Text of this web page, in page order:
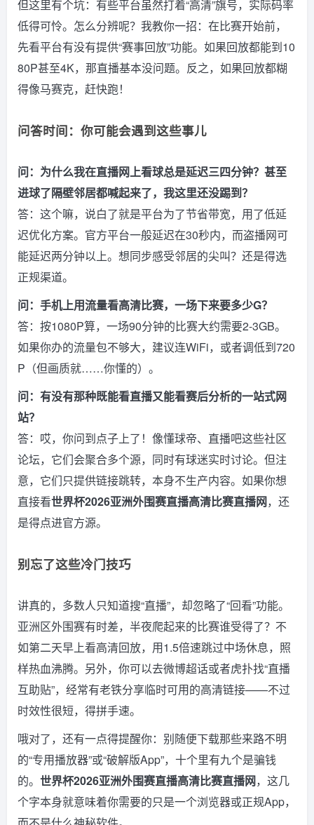
但这里有个坑：有些平台虽然打着“高清”旗号，实际码率
低得可怜。怎么分辨呢？我教你一招：在比赛开始前，
先看平台有没有提供“赛事回放”功能。如果回放都能到10
80P甚至4K，那直播基本没问题。反之，如果回放都糊
得像马赛克，赶快跑！
问答时间：你可能会遇到这些事儿
问：为什么我在直播网上看球总是延迟三四分钟？甚至
进球了隔壁邻居都喊起来了，我这里还没踢到？
答：这个嘛，说白了就是平台为了节省带宽，用了低延
迟优化方案。官方平台一般延迟在30秒内，而盗播网可
能延迟两分钟以上。想同步感受邻居的尖叫？还是得选
正规渠道。
问：手机上用流量看高清比赛，一场下来要多少G？
答：按1080P算，一场90分钟的比赛大约需要2-3GB。
如果你办的流量包不够大，建议连WiFi，或者调低到720
P（但画质就……你懂的）。
问：有没有那种既能看直播又能看赛后分析的一站式网
站？
答：哎，你问到点子上了！像懂球帝、直播吧这些社区
论坛，它们会聚合多个源，同时有球迷实时讨论。但注
意，它们只提供链接跳转，本身不生产内容。如果你想
直接看世界杯2026亚洲外围赛直播高清比赛直播网，还
是得点进官方源。
别忘了这些冷门技巧
讲真的，多数人只知道搜“直播”，却忽略了“回看”功能。
亚洲区外围赛有时差，半夜爬起来的比赛谁受得了？不
如第二天早上看高清回放，用1.5倍速跳过中场休息，照
样热血沸腾。另外，你可以去微博超话或者虎扑找“直播
互助贴”，经常有老铁分享临时可用的高清链接——不过
时效性很短，得拼手速。
哦对了，还有一点得提醒你：别随便下载那些来路不明
的“专用播放器”或“破解版App”，十个里有九个是骗钱
的。 世界杯2026亚洲外围赛直播高清比赛直播网，这几
个字本身就意味着你需要的只是一个浏览器或正规App，